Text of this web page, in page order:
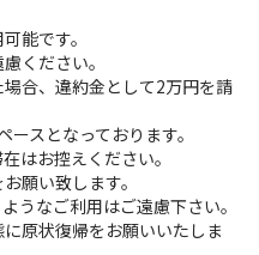
能です。
ください。
合、違約金として2万円を請
スとなっております。
はお控えください。
願い致します。
うなご利用はご遠慮下さい。
原状復帰をお願いいたしま